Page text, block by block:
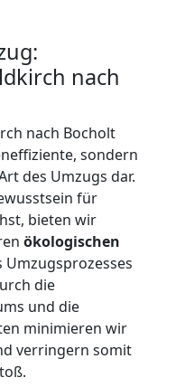
nach
nach Bocholt
sondern
des Umzugs dar.
für
bieten wir
ökologischen
die
und die
minimieren wir
verringern somit